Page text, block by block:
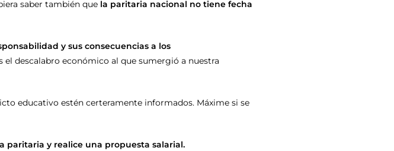
saber también que la paritaria nacional no tiene fecha
y sus consecuencias a los
descalabro económico al que sumergió a nuestra
educativo estén certeramente informados. Máxime si se
paritaria y realice una propuesta salarial.